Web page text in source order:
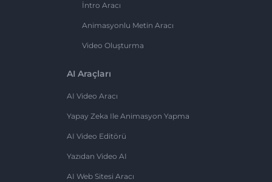
İntro Aracı
Animasyonlu Metin Aracı
Video Oluşturma
AI Araçları
AI Video Aracı
Yapay Zeka Ile Animasyon Yapma
AI Video Editörü
Yazıdan Video AI
AI Web Sitesi Aracı